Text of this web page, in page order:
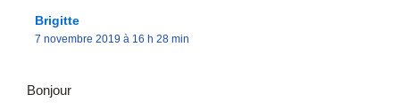
Brigitte
7 novembre 2019 à 16 h 28 min
Bonjour